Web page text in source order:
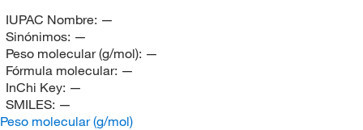
IUPAC Nombre: —
Sinónimos: —
Peso molecular (g/mol): —
Fórmula molecular: —
InChi Key: —
SMILES: —
Peso molecular (g/mol)